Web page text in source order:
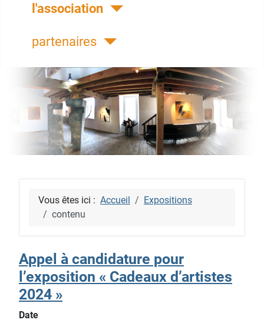
l'association
partenaires
Vous êtes ici : Accueil
Expositions
contenu
Appel à candidature pour
l’exposition « Cadeaux d’artistes
2024 »
Date